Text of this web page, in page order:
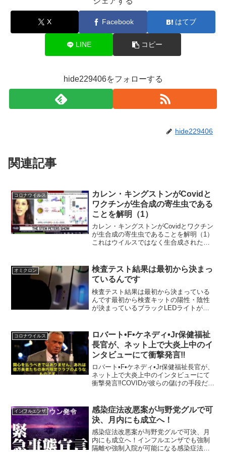
X Facebook はてブ
LINE コピー
hide229406をフォローする
hide229406
関連記事
コロナウイルス
カレン・キングストンがCovidと
ワクチンが生合成の寄生虫である
ことを解明（1）￼
カレン・キングストンがCovidとワクチン
が生合成の寄生虫であることを解明（1）
これはウイルスではなく生合成された寄
ナたんぱくと言われていたものがフェイ
クで真実は...
オミクロン
検査テスト結果は最初から決まっ
ているんです
検査テスト結果は最初から決まっている
んです最初から検査キットの陽性・陰性
が決まっているブラックLEDライトが事
のですが、結果の見方は線の現れた位置
で判定します。Cのと...
コロナウイルス
ロバート•F•ケネディ•Jr保健福祉
長官が、ネット上で大炎上中のイ
ンタビューにて衝撃発言‼️
ロバート•F•ケネディ•Jr保健福祉長官が、
ネット上で大炎上中のインタビューにて
衝撃発言‼️COVIDが彼らの儲けの手段だっ
にて衝撃発言‼️なんと…「世界経済フ...
インフルエンザ
感染症法改悪案が与野党グルで可
決、月内にも成立へ！
感染症法改悪案が与野党グルで可決、月
内にも成立へ！インフルエンザでも強制
隔離や強制入院が可能になる感染症法改